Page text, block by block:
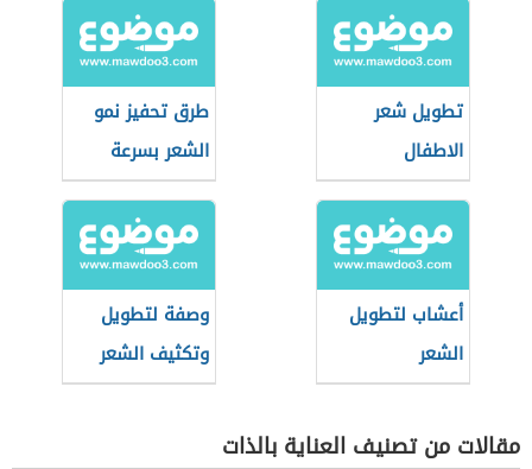
تطويل شعر
الاطفال
طرق تحفيز نمو
الشعر بسرعة
أعشاب لتطويل
الشعر
وصفة لتطويل
وتكثيف الشعر
مقالات من تصنيف العناية بالذات